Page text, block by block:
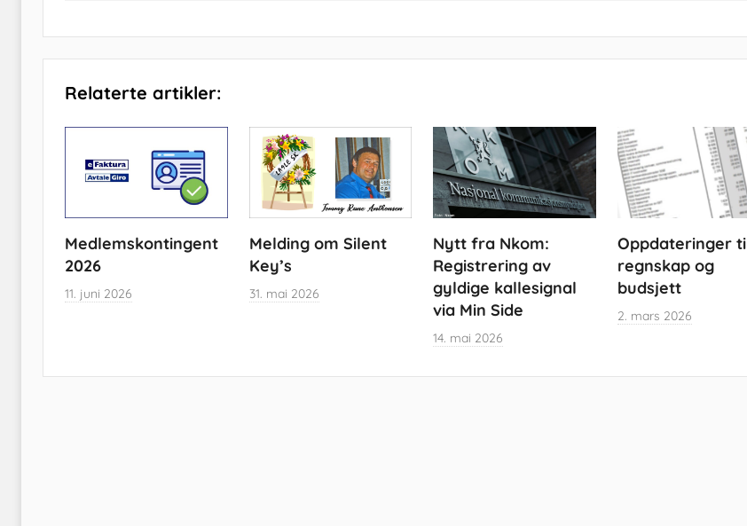
Relaterte artikler:
Medlemskontingent
2026
11. juni 2026
Melding om Silent
Key’s
31. mai 2026
Nytt fra Nkom:
Registrering av
gyldige kallesignal
via Min Side
14. mai 2026
Oppdateringer
regnskap og
budsjett
2. mars 2026